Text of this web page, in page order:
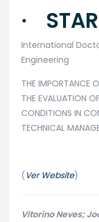
·
International
Engineering
​THE IMPORTANCE
THE EVALUATION
CONDITIONS IN
TECHNICAL
( Ver Website)
Vitorino Neves;